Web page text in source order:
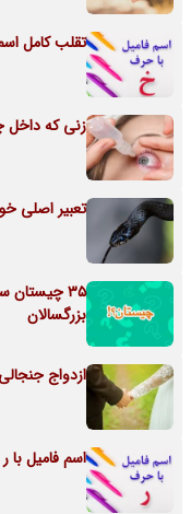
تقلب کامل
زنی که
تعبیر اصلی
35 چیستان
بزرگسالان
ازدواج جنجالی
اسم فامیل